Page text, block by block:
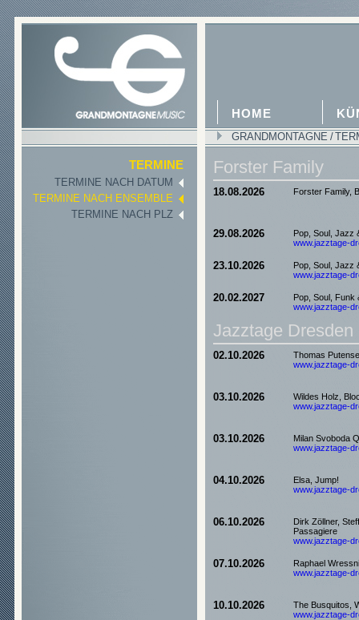
HOME
GRANDMONTAGNE /
TERMINE
TERMINE NACH DATUM
TERMINE NACH ENSEMBLE
TERMINE NACH PLZ
Forster Family
18.08.2026 Forster Family,
29.08.2026
Pop, Soul, Jazz
www.jazztage-
23.10.2026
Pop, Soul, Jazz
www.jazztage-
20.02.2027
Pop, Soul, Funk
www.jazztage-
Jazztage Dresden
02.10.2026
Thomas
www.jazztage-
03.10.2026
Wildes Holz,
www.jazztage-
03.10.2026
Milan Svoboda
www.jazztage-
04.10.2026
Elsa, Jump!
www.jazztage-
06.10.2026
Dirk Zöllner,
Passagiere
www.jazztage-
07.10.2026
Raphael
www.jazztage-
10.10.2026
The Busquitos,
www.jazztage-